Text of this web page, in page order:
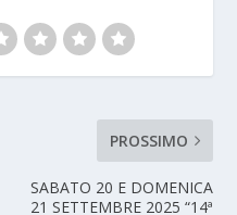
PROSSIMO
SABATO 20 E DOMENICA
21 SETTEMBRE 2025 “14ª